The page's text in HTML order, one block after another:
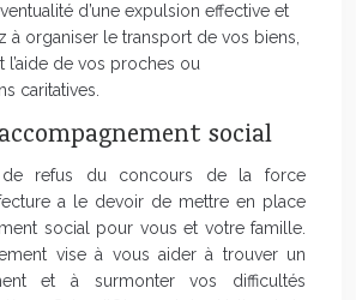
d’une expulsion effective et
à organiser le transport de vos biens,
l’aide de vos proches ou
caritatives.
social
refus du concours de la force
a le devoir de mettre en place
social pour vous et votre famille.
vise à vous aider à trouver un
et à surmonter vos difficultés